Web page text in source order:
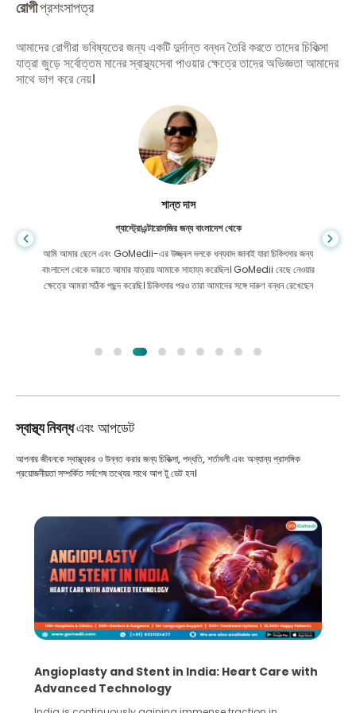
রোগীপ্রশংসাপত্র
আমাদের রোগীরা ভবিষ্যতের জন্য একটি দুর্দান্ত বন্ধন তৈরি করতে তাদের চিকিত্সা
যাত্রা জুড়ে সর্বোত্তম মানের স্বাস্থ্যসেবা পাওয়ার ক্ষেত্রে তাদের অভিজ্ঞতা আমাদের
সাথে ভাগ করে নেয়।
শান্ত দাস
গ্যাস্ট্রোএন্টারোলজির জন্য বাংলাদেশ থেকে
আমি আমার ছেলে এবং GoMedii-এর উজ্জ্বল দলকে ধন্যবাদ জানাই যারা চিকিৎসার জন্য
বাংলাদেশ থেকে ভারতে আমার যাত্রায় আমাকে সাহায্য করেছিল। GoMedii বেছে নেওয়ার
ক্ষেত্রে আমরা সঠিক পছন্দ করেছি। চিকিৎসার পরও তারা আমাদের সঙ্গে দারুণ বন্ধন রেখেছেন
স্বাস্থ্য নিবন্ধএবং আপডেট
আপনার জীবনকে স্বাস্থ্যকর ও উন্নত করার জন্য চিকিত্সা, পদ্ধতি, শর্তাবলী এবং অন্যান্য প্রাসঙ্গিক
প্রয়োজনীয়তা সম্পর্কিত সর্বশেষ তথ্যের সাথে আপ টু ডেট হন।
5 Essential Steps for Effective Human Sperm
Collection and Processing Methods